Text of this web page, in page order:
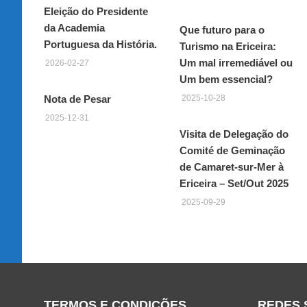
Eleição do Presidente
da Academia
Portuguesa da História.
2026-02-27
Nota de Pesar
2025-12-31
Que futuro para o
Turismo na Ericeira:
Um mal irremediável ou
Um bem essencial?
2025-10-28
Visita de Delegação do
Comité de Geminação
de Camaret-sur-Mer à
Ericeira – Set/Out 2025
2025-09-29